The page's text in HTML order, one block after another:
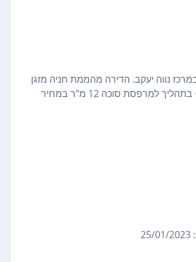
קרוב להכל במרכז נווה יעקב. הדירה מהממת חניה מזגן
סורגים 2 שירותים מטבח ברמה גבוחה כיורים בנפרד חלב ובשר מרפסת סגורה + בתהליך למרפסת סוכה 12 מ"ר במחיר